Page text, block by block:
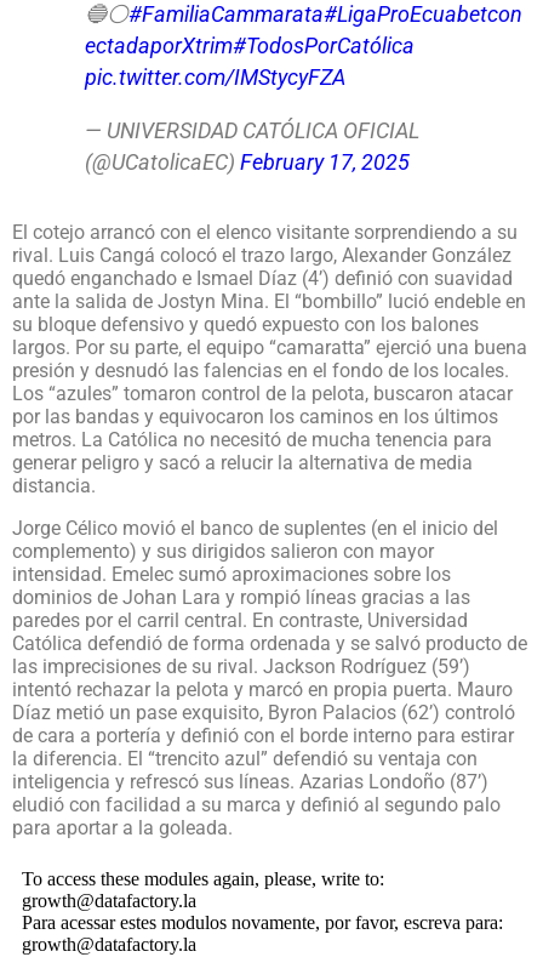
🔵⚪#FamiliaCammarata#LigaProEcuabetcon
ectadaporXtrim#TodosPorCatólica
pic.twitter.com/IMStycyFZA
— UNIVERSIDAD CATÓLICA OFICIAL
(@UCatolicaEC) February 17, 2025
El cotejo arrancó con el elenco visitante sorprendiendo a su
rival. Luis Cangá colocó el trazo largo, Alexander González
quedó enganchado e Ismael Díaz (4’) definió con suavidad
ante la salida de Jostyn Mina. El “bombillo” ​lució endeble en
su bloque defensivo y quedó expuesto con los balones
largos. Por su parte, el equipo “camaratta” ejerció una buena
presión y desnudó las falencias en el fondo de los locales.
Los “azules” ​tomaron control de la pelota, buscaron atacar
por las bandas y equivocaron los caminos en los últimos
metros. La Católica no necesitó de mucha tenencia para
generar peligro y sacó a relucir la alternativa de media
distancia.
Jorge Célico movió el banco de suplentes (en el inicio del
complemento) y sus dirigidos salieron con mayor
intensidad. Emelec sumó aproximaciones sobre los
dominios de Johan Lara y rompió líneas gracias a las
paredes por el carril central. En contraste, Universidad
Católica defendió de forma ordenada y se salvó producto de
las imprecisiones de su rival. Jackson Rodríguez (59’)
intentó rechazar la pelota y marcó en propia puerta. Mauro
Díaz metió un pase exquisito, Byron Palacios (62’) controló
de cara a portería y definió con el borde interno para estirar
la diferencia. El “trencito azul” defendió su ventaja con
inteligencia y refrescó sus líneas. Azarias Londoño (87’)
eludió con facilidad a su marca y definió al segundo palo
para aportar a la goleada.